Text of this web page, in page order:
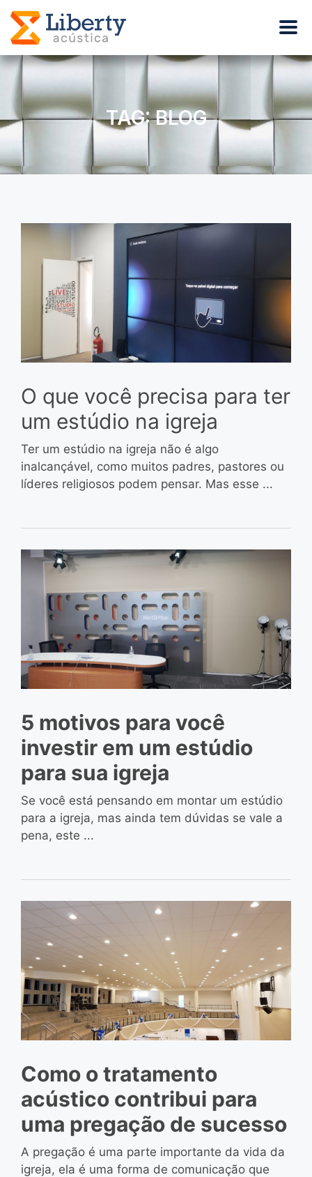
TAG: BLOG
O que você precisa para ter
um estúdio na igreja
Ter um estúdio na igreja não é algo
inalcançável, como muitos padres, pastores ou
líderes religiosos podem pensar. Mas esse ...
5 motivos para você
investir em um estúdio
para sua igreja
Se você está pensando em montar um estúdio
para a igreja, mas ainda tem dúvidas se vale a
pena, este ...
Como o tratamento
acústico contribui para
uma pregação de sucesso
A pregação é uma parte importante da vida da
igreja, ela é uma forma de comunicação que